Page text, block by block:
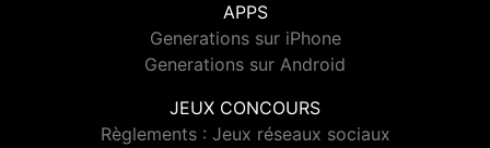
APPS
Generations sur iPhone
Generations sur Android
JEUX CONCOURS
Règlements : Jeux réseaux sociaux